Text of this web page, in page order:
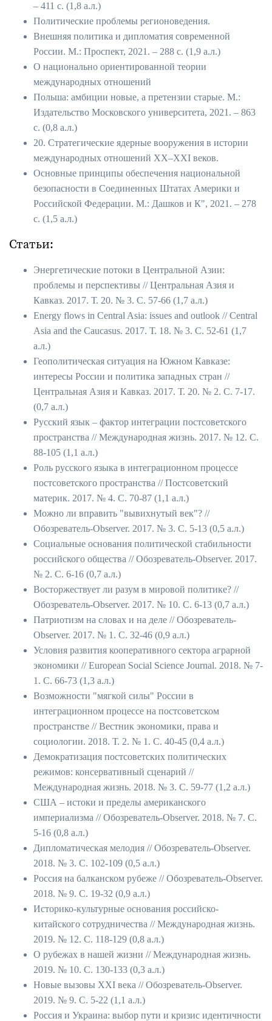
– 411 с. (1,8 а.л.)
Политические проблемы регионоведения.
Внешняя политика и дипломатия современной
России. М.: Проспект, 2021. – 288 с. (1,9 а.л.)
О национально ориентированной теории
международных отношений
Польша: амбиции новые, а претензии старые. М.:
Издательство Московского университета, 2021. – 863
с. (0,8 а.л.)
20. Стратегические ядерные вооружения в истории
международных отношений ХХ–ХХI веков.
Основные принципы обеспечения национальной
безопасности в Соединенных Штатах Америки и
Российской Федерации. М.: Дашков и К", 2021. – 278
с. (1,5 а.л.)
Статьи:
Энергетические потоки в Центральной Азии:
проблемы и перспективы // Центральная Азия и
Кавказ. 2017. Т. 20. № 3. С. 57-66 (1,7 а.л.)
Energy flows in Central Asia: issues and outlook // Central
Asia and the Caucasus. 2017. Т. 18. № 3. С. 52-61 (1,7
а.л.)
Геополитическая ситуация на Южном Кавказе:
интересы России и политика западных стран //
Центральная Азия и Кавказ. 2017. Т. 20. № 2. С. 7-17.
(0,7 а.л.)
Русский язык – фактор интеграции постсоветского
пространства // Международная жизнь. 2017. № 12. С.
88-105 (1,1 а.л.)
Роль русского языка в интеграционном процессе
постсоветского пространства // Постсоветский
материк. 2017. № 4. С. 70-87 (1,1 а.л.)
Можно ли вправить "вывихнутый век"? //
Обозреватель-Observer. 2017. № 3. С. 5-13 (0,5 а.л.)
Социальные основания политической стабильности
российского общества // Обозреватель-Observer. 2017.
№ 2. С. 6-16 (0,7 а.л.)
Восторжествует ли разум в мировой политике? //
Обозреватель-Observer. 2017. № 10. С. 6-13 (0,7 а.л.)
Патриотизм на словах и на деле // Обозреватель-
Observer. 2017. № 1. С. 32-46 (0,9 а.л.)
Условия развития кооперативного сектора аграрной
экономики // European Social Science Journal. 2018. № 7-
1. С. 66-73 (1,3 а.л.)
Возможности "мягкой силы" России в
интеграционном процессе на постсоветском
пространстве // Вестник экономики, права и
социологии. 2018. Т. 2. № 1. С. 40-45 (0,4 а.л.)
Демократизация постсоветских политических
режимов: консервативный сценарий //
Международная жизнь. 2018. № 3. С. 59-77 (1,2 а.л.)
США – истоки и пределы американского
империализма // Обозреватель-Observer. 2018. № 7. С.
5-16 (0,8 а.л.)
Дипломатическая мелодия // Обозреватель-Observer.
2018. № 3. С. 102-109 (0,5 а.л.)
Россия на балканском рубеже // Обозреватель-Observer.
2018. № 9. С. 19-32 (0,9 а.л.)
Историко-культурные основания российско-
китайского сотрудничества // Международная жизнь.
2019. № 12. С. 118-129 (0,8 а.л.)
О рубежах в нашей жизни // Международная жизнь.
2019. № 10. С. 130-133 (0,3 а.л.)
Новые вызовы XXI века // Обозреватель-Observer.
2019. № 9. С. 5-22 (1,1 а.л.)
Россия и Украина: выбор пути и кризис идентичности